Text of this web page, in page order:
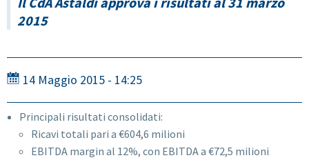
2015
14 Maggio 2015 - 14:25
Principali risultati consolidati:
Ricavi totali pari a €604,6 milioni
EBITDA margin al 12%, con EBITDA a €72,5 milioni